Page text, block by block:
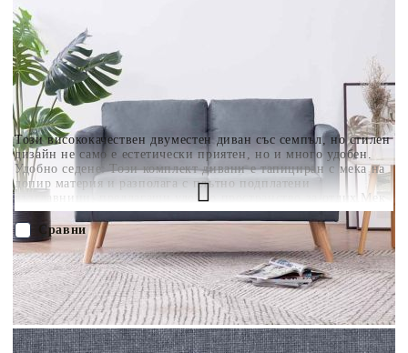
Този висококачествен двуместен диван със семпъл, но стилен
дизайн не само е естетически приятен, но и много удобен.
Удобно седене: Този комплект дивани е тапициран с мека на
допир материя и разполага с плътно подплатени
възглавници, предлагащи удобно пространство за отдих.Мек
и издръжлив: Той е тапициран с висококачествен издръжлив
плат.Калъф, който може да се сваля и може да се пере:
Калъфките на възглавниците са лесни за почистване, тъй
като са подвижни и могат да бъдат изпрани в пералня.Здрава
и стабилна рамка: Здравата дървена рамка допринася за
трайната конструкция. Максимално 110 кг на седалка.
Съобразете се с риска от открит огън и други източници на
силна топлина в близост до продукта.
покупки на стойност до 1000 лв. / €511.31
Плащане на 6 вноски. Стойността на поръчката се
разпределя в 6 равни месечни вноски с оскъпяване. За
покупки на стойност до 2000 лв. / €1022.61
ПОРЪЧАЙ БЕЗ РЕГИСТРАЦИЯ
Наш представител ще се свърже с Вас в рамките на работния ден!
Сравни